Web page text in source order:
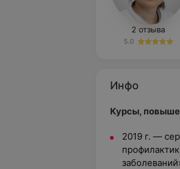
2 отзыва
5.0
Инфо
Курсы,
2019 г. —